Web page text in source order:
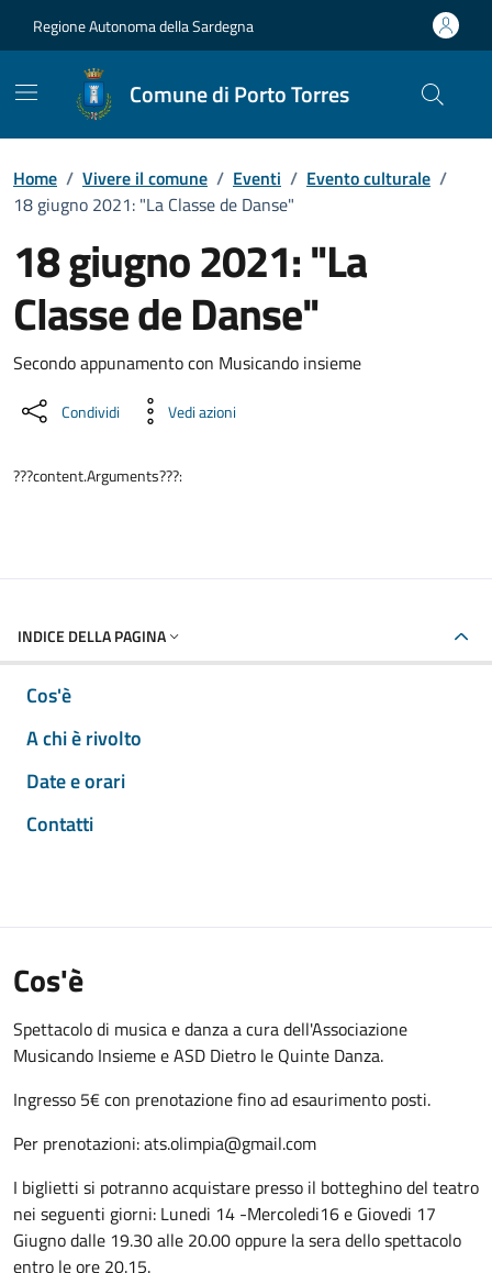
Regione Autonoma della Sardegna
Comune di Porto Torres
Home / Vivere il comune / Eventi / Evento culturale /
18 giugno 2021: "La Classe de Danse"
18 giugno 2021: "La
Classe de Danse"
Dettaglio dell'evento
Secondo appunamento con Musicando insieme
Condividi Vedi azioni
???content.Arguments???:
INDICE DELLA PAGINA
Cos'è
A chi è rivolto
Date e orari
Contatti
Cos'è
Spettacolo di musica e danza a cura dell'Associazione
Musicando Insieme e ASD Dietro le Quinte Danza.
Ingresso 5€ con prenotazione fino ad esaurimento posti.
Per prenotazioni: ats.olimpia@gmail.com
I biglietti si potranno acquistare presso il botteghino del teatro
nei seguenti giorni: Lunedi 14 -Mercoledi16 e Giovedi 17
Giugno dalle 19.30 alle 20.00 oppure la sera dello spettacolo
entro le ore 20.15.